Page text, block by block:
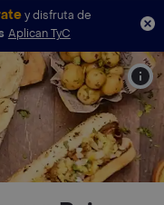
y disfruta de
Aplican TyC